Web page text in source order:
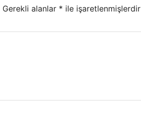
Gerekli alanlar * ile işaretlenmişlerdir